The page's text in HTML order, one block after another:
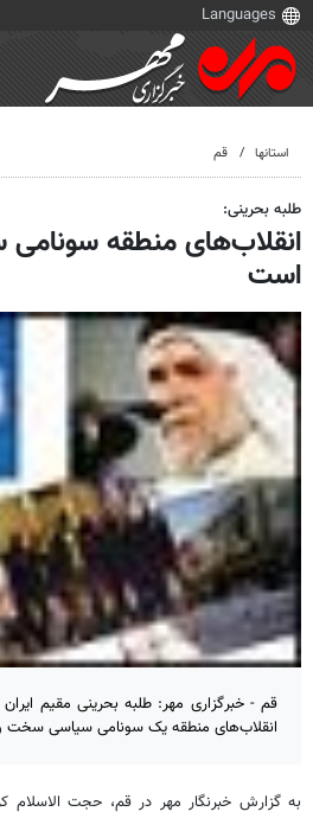
استانها قم
طلبه بحرینی:
انقلاب‌های منطقه
است
قم - خبرگزاری مهر: طلبه بحرینی مقیم
انقلاب‌های منطقه یک سونامی سیاسی سخت
به گزارش خبرنگار مهر در قم، حجت الاسلام